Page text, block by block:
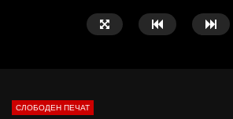
СЛОБОДЕН ПЕЧАТ